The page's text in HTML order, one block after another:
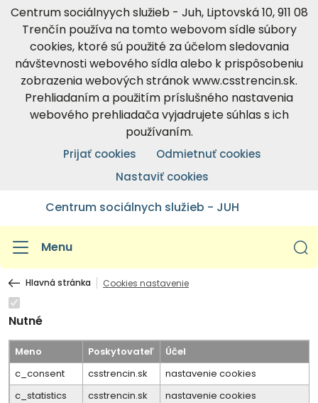
Centrum sociálnyych služieb - Juh, Liptovská 10, 911 08
Trenčín používa na tomto webovom sídle súbory
cookies, ktoré sú použité za účelom sledovania
návštevnosti webového sídla alebo k prispôsobeniu
zobrazenia webových stránok www.csstrencin.sk.
Prehliadaním a použitím príslušného nastavenia
webového prehliadača vyjadrujete súhlas s ich
používaním.
Prijať cookies
Odmietnuť cookies
Nastaviť cookies
Centrum sociálnych služieb - JUH
Menu
Hlavná stránka Cookies nastavenie
Nutné
Meno Poskytovateľ
Účel
c_consent
csstrencin.sk
nastavenie cookies
c_statistics
csstrencin.sk
nastavenie cookies